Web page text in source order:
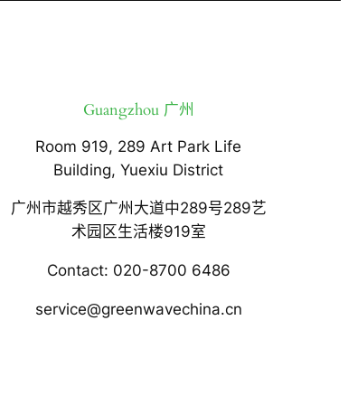
Guangzhou 广州
Room 919, 289 Art Park Life
Building, Yuexiu District
广州市越秀区广州大道中289号289艺
术园区生活楼919室
Contact: 020-8700 6486
service@greenwavechina.cn